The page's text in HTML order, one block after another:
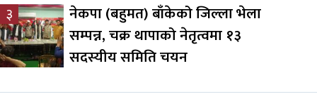
३
नेकपा (बहुमत) बाँकेको जिल्ला भेला
सम्पन्न, चक्र थापाको नेतृत्वमा १३
सदस्यीय समिति चयन